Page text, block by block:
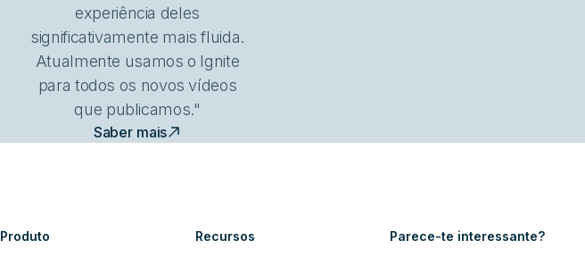
experiência deles
significativamente mais fluida.
Atualmente usamos o Ignite
para todos os novos vídeos
que publicamos."
Saber mais
Produto Recursos Parece-te interessante?